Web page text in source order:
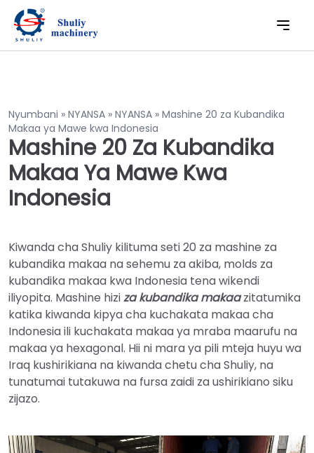
Nyumbani » NYANSA » NYANSA » Mashine 20 za Kubandika
Makaa ya Mawe kwa Indonesia
Mashine 20 Za Kubandika
Makaa Ya Mawe Kwa
Indonesia
Kiwanda cha Shuliy kilituma seti 20 za mashine za
kubandika makaa na sehemu za akiba, molds za
kubandika makaa kwa Indonesia tena wikendi
iliyopita. Mashine hiziza kubandika makaazitatumika
katika kiwanda kipya cha kuchakata makaa cha
Indonesia ili kuchakata makaa ya mraba maarufu na
makaa ya hexagonal. Hii ni mara ya pili mteja huyu wa
Iraq kushirikiana na kiwanda chetu cha Shuliy, na
tunatumai tutakuwa na fursa zaidi za ushirikiano siku
zijazo.